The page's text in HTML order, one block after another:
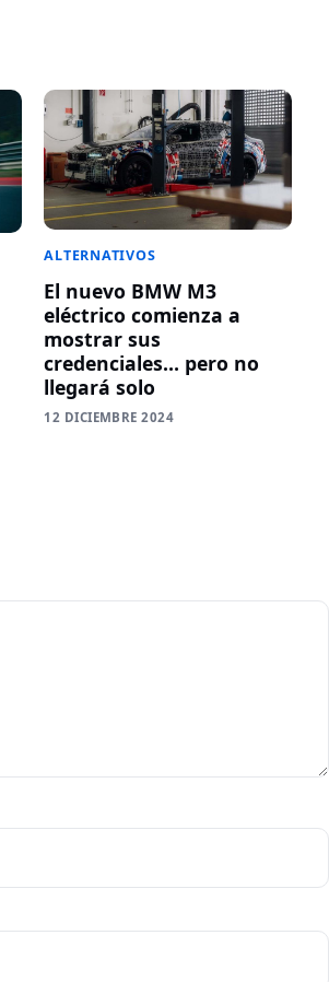
ALTERNATIVOS
El nuevo BMW M3
eléctrico comienza a
mostrar sus
credenciales… pero no
llegará solo
12 DICIEMBRE 2024